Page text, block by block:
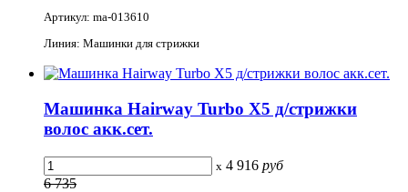
Артикул: ma-013610
Линия: Машинки для стрижки
Машинка Hairway Turbo X5 д/стрижки
волос акк.сет.
x 4 916 руб
6 735